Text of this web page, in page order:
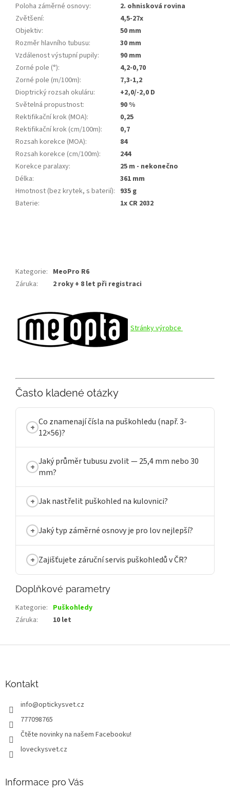
Poloha záměrné osnovy:
2. ohnisková rovina
Zvětšení:
4,5-27x
Objektiv:
50 mm
Rozměr hlavního tubusu:
30 mm
Vzdálenost výstupní pupily:
90 mm
Zorné pole (°):
4,2-0,70
Zorné pole (m/100m):
7,3-1,2
Dioptrický rozsah okuláru:
+2,0/-2,0 D
Světelná propustnost:
90 %
Rektifikační krok (MOA):
0,25
Rektifikační krok (cm/100m):
0,7
Rozsah korekce (MOA):
84
Rozsah korekce (cm/100m):
244
Korekce paralaxy:
25 m - nekonečno
Délka:
361 mm
Hmotnost (bez krytek, s baterií): 935 g
Baterie: 1x CR 2032
Kategorie: MeoPro R6
Záruka: 2 roky + 8 let při registraci
Stránky výrobce
Často kladené otázky
Co znamenají čísla na puškohledu (např. 3-
12×56)?
Jaký průměr tubusu zvolit — 25,4 mm nebo 30
mm?
Jak nastřelit puškohled na kulovnici?
Jaký typ záměrné osnovy je pro lov nejlepší?
Zajišťujete záruční servis puškohledů v ČR?
Doplňkové parametry
Kategorie: Puškohledy
Záruka: 10 let
Kontakt
info@optickysvet.cz
777098765
Čtěte novinky na našem Facebooku!
loveckysvet.cz
Informace pro Vás